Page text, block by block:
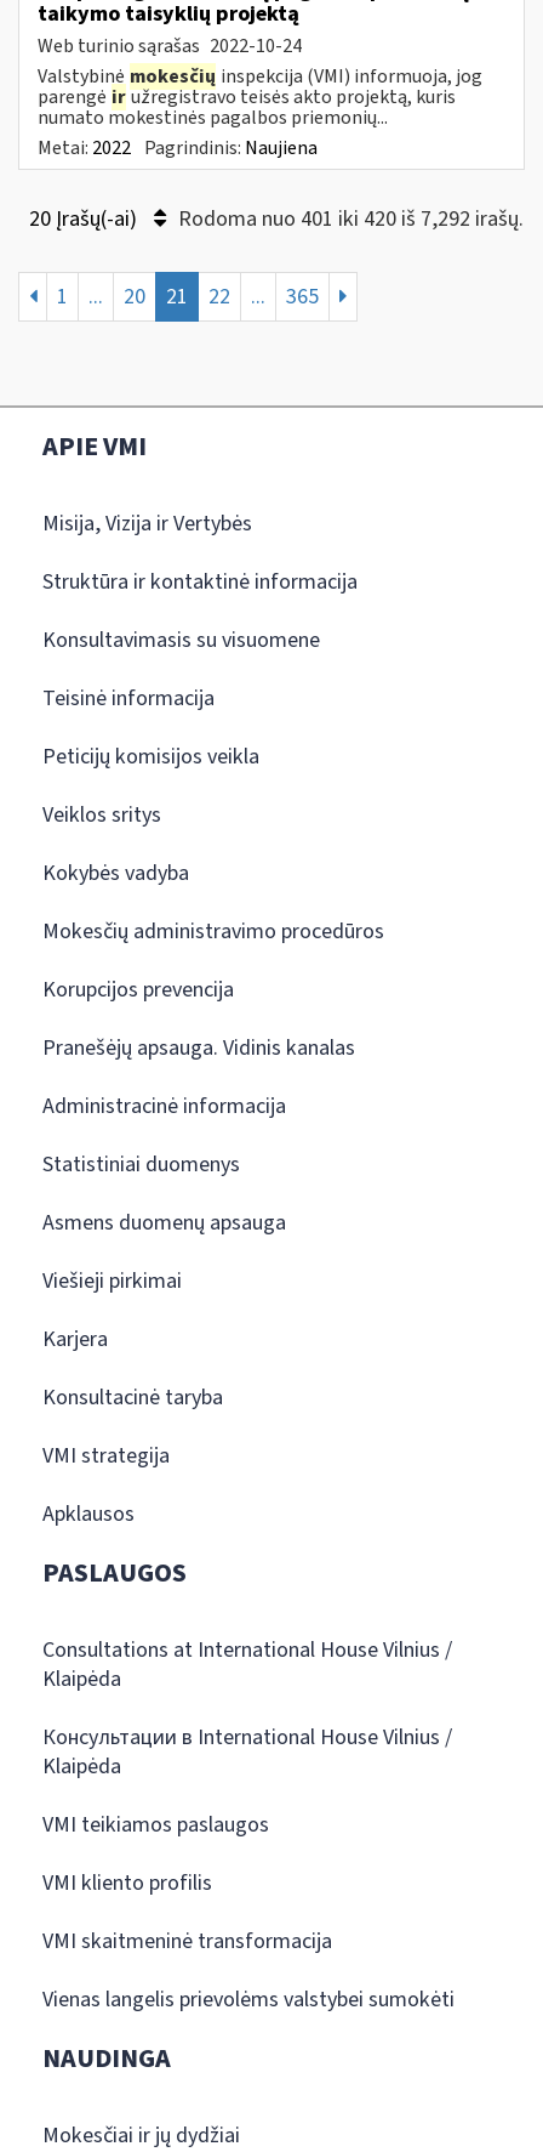
taikymo taisyklių projektą
Web turinio sąrašas 2022-10-24
Valstybinė mokesčių inspekcija (VMI) informuoja, jog
parengė iružregistravo teisės akto projektą, kuris
numato mokestinės pagalbos priemonių...
Metai: 2022 Pagrindinis: Naujiena
20 Įrašų(-ai) Rodoma nuo 401 iki 420 iš 7,292 irašų.
1 ... 20 21 22 ... 365
APIE VMI
Misija, Vizija ir Vertybės
Struktūra ir kontaktinė informacija
Konsultavimasis su visuomene
Teisinė informacija
Peticijų komisijos veikla
Veiklos sritys
Kokybės vadyba
Mokesčių administravimo procedūros
Korupcijos prevencija
Pranešėjų apsauga. Vidinis kanalas
Administracinė informacija
Statistiniai duomenys
Asmens duomenų apsauga
Viešieji pirkimai
Karjera
Konsultacinė taryba
VMI strategija
Apklausos
PASLAUGOS
Consultations at International House Vilnius /
Klaipėda
Консультации в International House Vilnius /
Klaipėda
VMI teikiamos paslaugos
VMI kliento profilis
VMI skaitmeninė transformacija
Vienas langelis prievolėms valstybei sumokėti
NAUDINGA
Mokesčiai ir jų dydžiai